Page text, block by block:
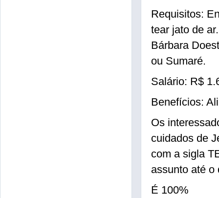
Requisitos:
tear jato de
Bárbara
ou Sumaré.
Salário: R$
Benefícios:
Os
cuidados de
com a sigla
assunto até o
É 100%